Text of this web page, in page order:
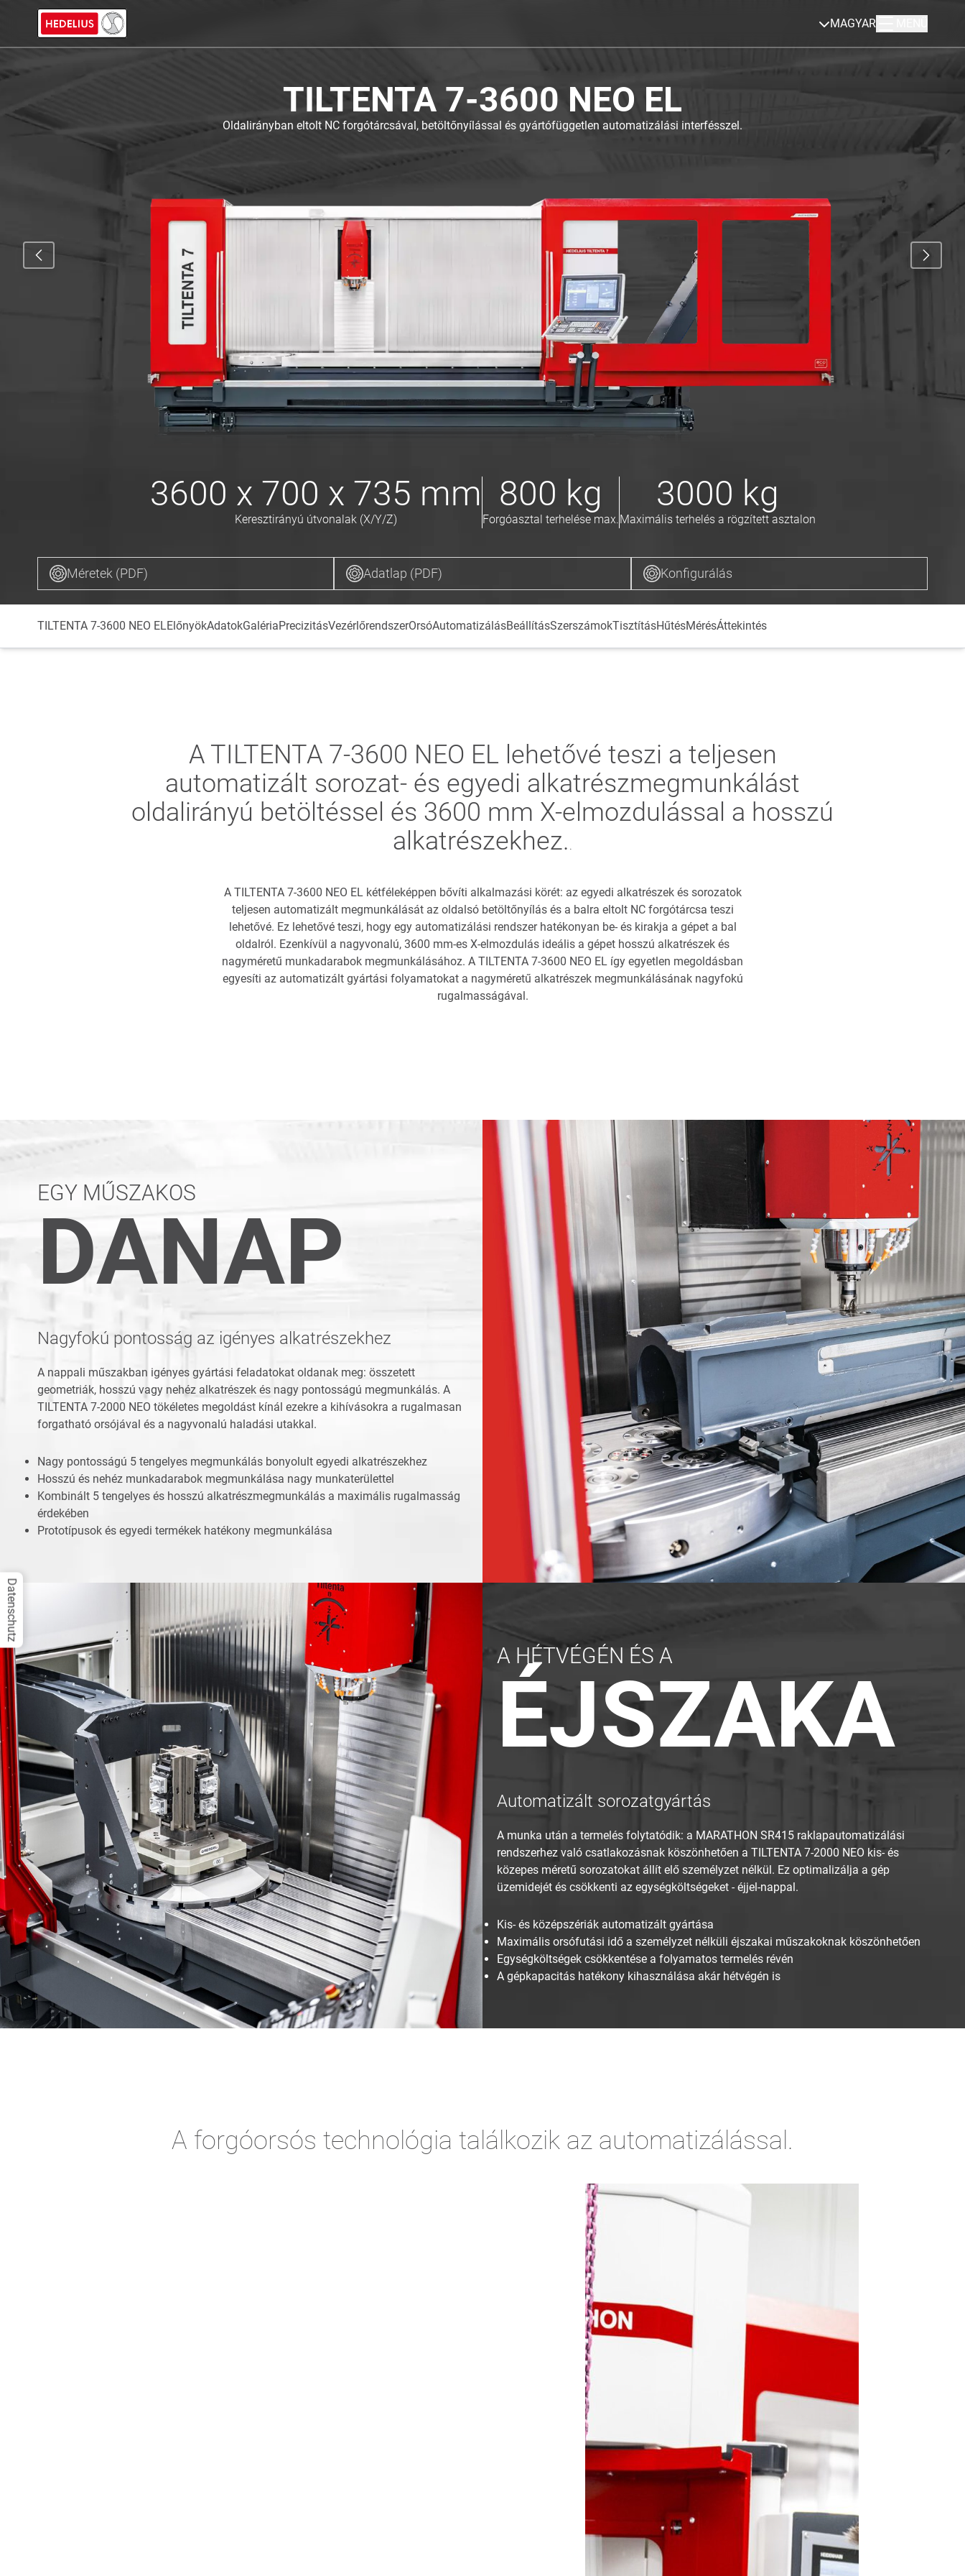
MAGYAR
TILTENTA 7-3600 NEO MARATHON
Oldalirányban eltolt NC forgótárcsával, betöltőnyílással és MARATHON interfésszel a HEDELIUS automatizálásához....
3600 x 700 x 735 mm
Keresztirányú útvonalak (X/Y/Z)
800 kg
Forgóasztal terhelése max.
3000 kg
Maximális terhelés a rögzített asztalon
Méretek (PDF) Adatlap (PDF) Konfigurálás
TILTENTA 7-3600 NEO ELElőnyökAdatokGalériaPrecizitásVezérlőrendszerOrsóAutomatizálásBeállításSzerszámokTisztításHűtésMérésÁttekintés
A TILTENTA 7-3600 NEO EL lehetővé teszi a teljesen
automatizált sorozat- és egyedi alkatrészmegmunkálást
oldalirányú betöltéssel és 3600 mm X-elmozdulással a hosszú
alkatrészekhez. .
A TILTENTA 7-3600 NEO EL kétféleképpen bővíti alkalmazási körét: az egyedi alkatrészek és sorozatok
teljesen automatizált megmunkálását az oldalsó betöltőnyílás és a balra eltolt NC forgótárcsa teszi
lehetővé. Ez lehetővé teszi, hogy egy automatizálási rendszer hatékonyan be- és kirakja a gépet a bal
oldalról. Ezenkívül a nagyvonalú, 3600 mm-es X-elmozdulás ideális a gépet hosszú alkatrészek és
nagyméretű munkadarabok megmunkálásához. A TILTENTA 7-3600 NEO EL így egyetlen megoldásban
egyesíti az automatizált gyártási folyamatokat a nagyméretű alkatrészek megmunkálásának nagyfokú
rugalmasságával.
EGY MŰSZAKOS
DANAP
Nagyfokú pontosság az igényes alkatrészekhez
A nappali műszakban igényes gyártási feladatokat oldanak meg: összetett
geometriák, hosszú vagy nehéz alkatrészek és nagy pontosságú megmunkálás. A
TILTENTA 7-2000 NEO tökéletes megoldást kínál ezekre a kihívásokra a rugalmasan
forgatható orsójával és a nagyvonalú haladási utakkal.
Nagy pontosságú 5 tengelyes megmunkálás bonyolult egyedi alkatrészekhez
Hosszú és nehéz munkadarabok megmunkálása nagy munkaterülettel
Kombinált 5 tengelyes és hosszú alkatrészmegmunkálás a maximális rugalmasság
érdekében
Prototípusok és egyedi termékek hatékony megmunkálása
A HÉTVÉGÉN ÉS A
ÉJSZAKA
Automatizált sorozatgyártás
A munka után a termelés folytatódik: a MARATHON SR415 raklapautomatizálási
rendszerhez való csatlakozásnak köszönhetően a TILTENTA 7-2000 NEO kis- és
közepes méretű sorozatokat állít elő személyzet nélkül. Ez optimalizálja a gép
üzemidejét és csökkenti az egységköltségeket - éjjel-nappal.
Kis- és középszériák automatizált gyártása
Maximális orsófutási idő a személyzet nélküli éjszakai műszakoknak köszönhetően
Egységköltségek csökkentése a folyamatos termelés révén
A gépkapacitás hatékony kihasználása akár hétvégén is
A forgóorsós technológia találkozik az automatizálással.
Datenschutz